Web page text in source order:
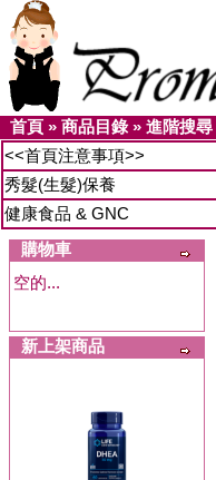
首頁 » 商品目錄» 進階搜尋
<<首頁注意事項>>
秀髮(生髮)保養
健康食品 & GNC
購物車
空的...
新上架商品